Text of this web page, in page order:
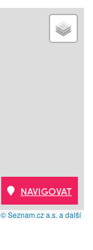
© Seznam.cz a.s. a další
NAVIGOVAT